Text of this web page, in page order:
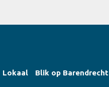
Lokaal Blik op Barendrecht